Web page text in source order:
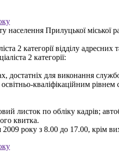
населення Прилуцької міської
2 категорії відділу адресних
2 категорії:
достатніх для виконання
кваліфікаційним рівнем
листок по обліку кадрів;
квитка.
року з 8.00 до 17.00, крім